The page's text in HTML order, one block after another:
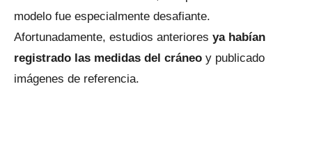
modelo fue especialmente desafiante.
Afortunadamente, estudios anteriores ya habían
registrado las medidas del cráneo y publicado
imágenes de referencia.